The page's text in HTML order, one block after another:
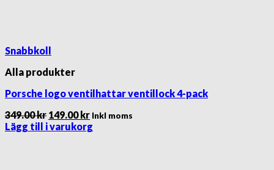
Snabbkoll
Alla produkter
Porsche logo ventilhattar ventillock 4-pack
349.00kr Det
ursprungliga
149.00krDet
nuvarande
Inkl moms
Lägg till i varukorg